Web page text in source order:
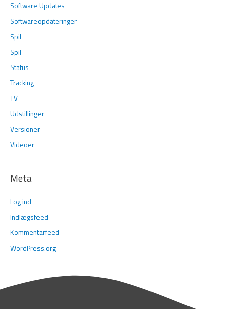
Software Updates
Softwareopdateringer
Spil
Spil
Status
Tracking
TV
Udstillinger
Versioner
Videoer
Meta
Log ind
Indlægsfeed
Kommentarfeed
WordPress.org